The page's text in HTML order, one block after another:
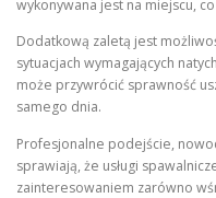
wykonywana jest na miejscu,
Dodatkową zaletą jest
sytuacjach wymagających
może przywrócić sprawność
samego dnia.
Profesjonalne podejście,
sprawiają, że usługi
zainteresowaniem zarówno